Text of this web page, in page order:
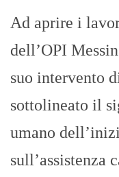
Ad aprire i
dell’OPI
suo intervento
sottolineato il
umano
sull’assistenza